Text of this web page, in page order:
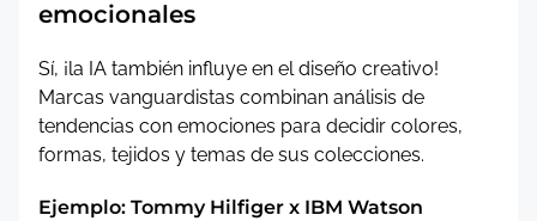
emocionales
Sí, ¡la IA también influye en el diseño creativo!
Marcas vanguardistas combinan análisis de
tendencias con emociones para decidir colores,
formas, tejidos y temas de sus colecciones.
Ejemplo: Tommy Hilfiger x IBM Watson